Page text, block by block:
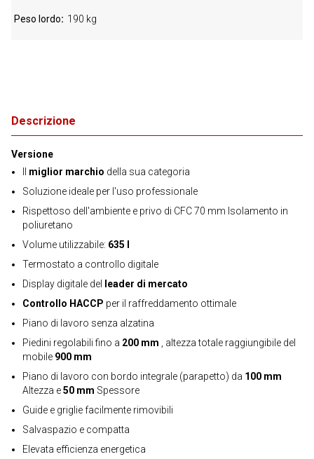
Descrizione
Versione
miglior marchio della sua categoria
Soluzione ideale per l'uso professionale
Rispettoso dell'ambiente e privo di CFC 70 mm Isolamento in
poliuretano
Volume utilizzabile: 635 l
Termostato a controllo digitale
Display digitale del
leader di mercato
Controllo HACCP per il raffreddamento ottimale
Piano di lavoro senza alzatina
Piedini regolabili fino a 200 mm
, altezza totale raggiungibile del
mobile 900 mm
Piano di lavoro con bordo integrale (parapetto) da 100 mm
Altezza e50 mm Spessore
Guide e griglie facilmente rimovibili
Salvaspazio e compatta
Elevata efficienza energetica
Peso lordo 190 kg